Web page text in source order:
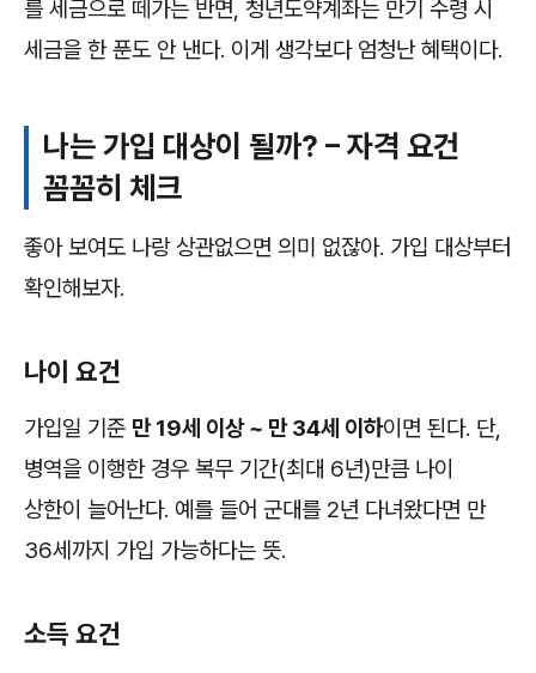
를 세금으로 떼가는 반면, 청년도약계좌는 만기 수령 시
세금을 한 푼도 안 낸다. 이게 생각보다 엄청난 혜택이다.
나는 가입 대상이 될까? – 자격 요건
꼼꼼히 체크
좋아 보여도 나랑 상관없으면 의미 없잖아. 가입 대상부터
확인해보자.
나이 요건
가입일 기준 만 19세 이상 ~ 만 34세 이하이면 된다. 단,
병역을 이행한 경우 복무 기간(최대 6년)만큼 나이
상한이 늘어난다. 예를 들어 군대를 2년 다녀왔다면 만
36세까지 가입 가능하다는 뜻.
소득 요건